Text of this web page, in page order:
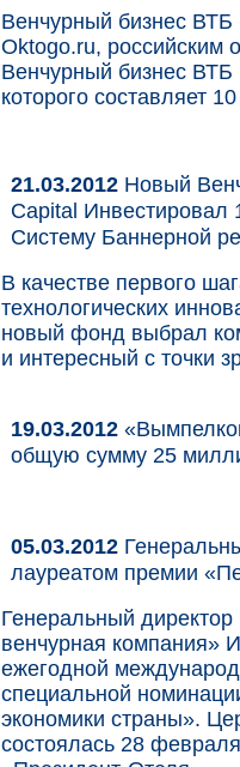
Венчурный бизнес ВТБ
Oktogo.ru, российским
Венчурный бизнес
которого составляет
21.03.2012 Новый
Capital
Систему Баннерной
В качестве первого
технологических
новый фонд выбрал
и интересный с точки
19.03.2012
общую сумму 25
05.03.2012
лауреатом премии
Генеральный
венчурная компания»
ежегодной
специальной
экономики страны».
состоялась 28